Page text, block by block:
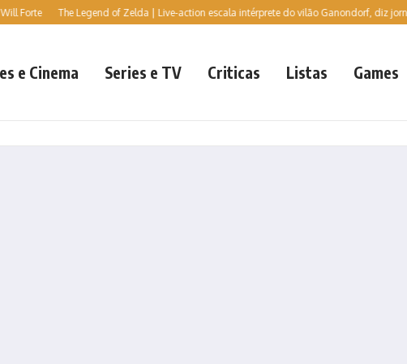
The Legend of Zelda | Live-action escala intérprete do vilão Ganondorf, diz jornalista
e Cinema Series e TV Criticas Listas Games